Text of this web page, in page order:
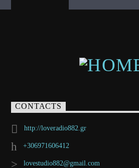
CONTACTS
http://loveradio882.gr
+306971606412
lovestudio882@gmail.com